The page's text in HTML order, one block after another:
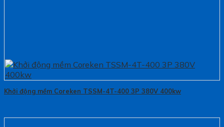
Khởi động mềm Coreken TSSM-4T-400 3P 380V 400kw